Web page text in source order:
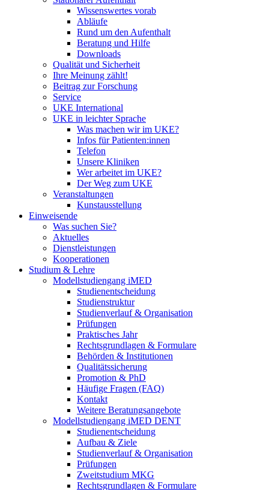
Wissenswertes vorab
Abläufe
Rund um den Aufenthalt
Beratung und Hilfe
Downloads
Qualität und Sicherheit
Ihre Meinung zählt!
Beitrag zur Forschung
Service
UKE International
UKE in leichter Sprache
Was machen wir im UKE?
Infos für Patienten:innen
Telefon
Unsere Kliniken
Wer arbeitet im UKE?
Der Weg zum UKE
Veranstaltungen
Kunstausstellung
Einweisende
Was suchen Sie?
Aktuelles
Dienstleistungen
Kooperationen
Studium & Lehre
Modellstudiengang iMED
Studienentscheidung
Studienstruktur
Studienverlauf & Organisation
Prüfungen
Praktisches Jahr
Rechtsgrundlagen & Formulare
Behörden & Institutionen
Qualitätssicherung
Promotion & PhD
Häufige Fragen (FAQ)
Kontakt
Weitere Beratungsangebote
Modellstudiengang iMED DENT
Studienentscheidung
Aufbau & Ziele
Studienverlauf & Organisation
Prüfungen
Zweitstudium MKG
Rechtsgrundlagen & Formulare